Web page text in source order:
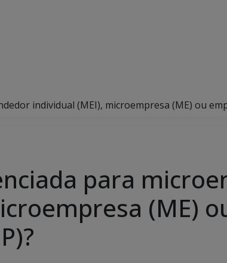
individual (MEI), microempresa (ME) ou
para
(ME)